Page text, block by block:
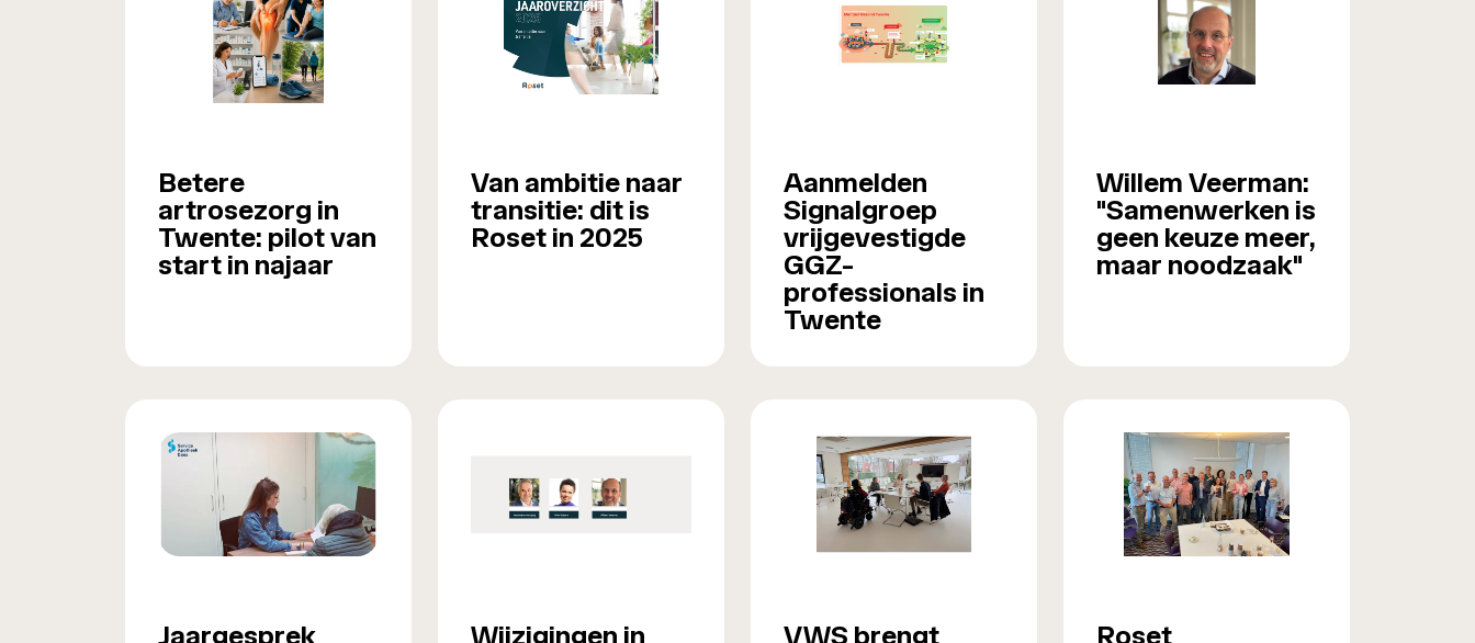
Betere
artrosezorg in
Twente: pilot van
start in najaar
Van ambitie naar
transitie: dit is
Roset in 2025
Aanmelden
Signalgroep
vrijgevestigde
GGZ-
professionals in
Twente
Willem Veerman:
"Samenwerken is
geen keuze meer,
maar noodzaak"
Jaargesprek
Wijzigingen in
VWS brengt
Roset